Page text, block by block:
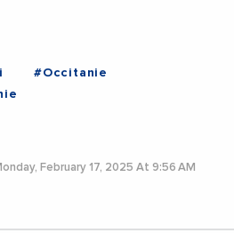
#Occitanie
February 17, 2025 At 9:56 AM